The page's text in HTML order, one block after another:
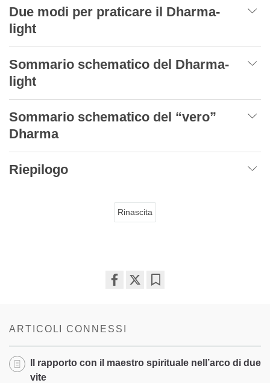
Due modi per praticare il Dharma-
light
Sommario schematico del Dharma-
light
Sommario schematico del “vero”
Dharma
Riepilogo
Rinascita
ARTICOLI CONNESSI
Il rapporto con il maestro spirituale nell’arco di due
vite